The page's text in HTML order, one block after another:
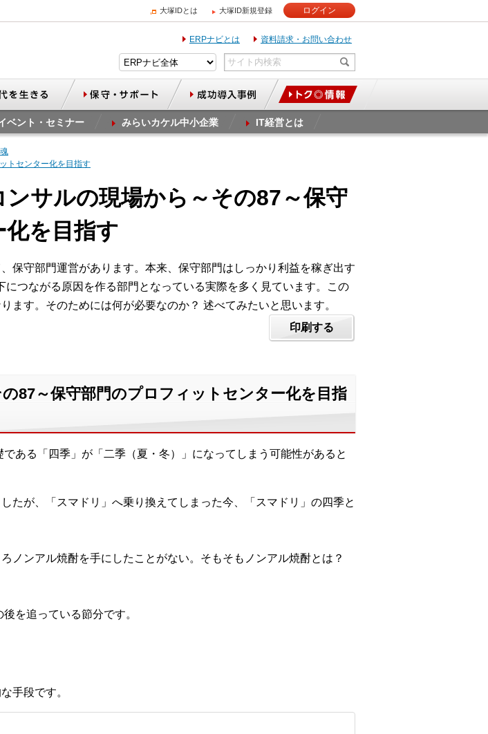
大塚IDとは 大塚ID新規登録 ログイン
ERPナビとは 資料請求・お問い合わせ
ベント・セミナー みらいカケル中小企業 IT経営とは
トセンター化を目指す
サルの現場から～その87～保守
を目指す
保守部門運営があります。本来、保守部門はしっかり利益を稼ぎ出す
つながる原因を作る部門となっている実際を多く見ています。この
ます。そのためには何が必要なのか？ 述べてみたいと思います。
印刷する
87～保守部門のプロフィットセンター化を目指
ある「四季」が「二季（夏・冬）」になってしまう可能性があると
たが、「スマドリ」へ乗り換えてしまった今、「スマドリ」の四季と
ンアル焼酎を手にしたことがない。そもそもノンアル焼酎とは？
を追っている節分です。
手段です。